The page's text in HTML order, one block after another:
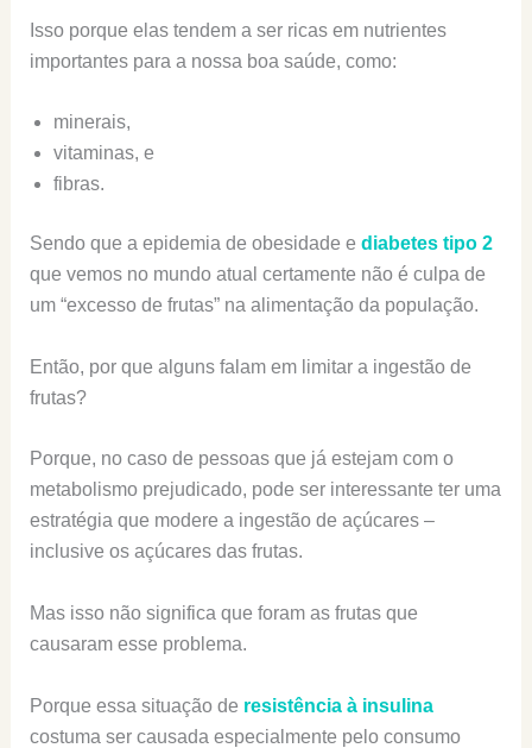
Isso porque elas tendem a ser ricas em nutrientes
importantes para a nossa boa saúde, como:
minerais,
vitaminas, e
fibras.
Sendo que a epidemia de obesidade e diabetes tipo 2
que vemos no mundo atual certamente não é culpa de
um “excesso de frutas” na alimentação da população.
Então, por que alguns falam em limitar a ingestão de
frutas?
Porque, no caso de pessoas que já estejam com o
metabolismo prejudicado, pode ser interessante ter uma
estratégia que modere a ingestão de açúcares –
inclusive os açúcares das frutas.
Mas isso não significa que foram as frutas que
causaram esse problema.
Porque essa situação de resistência à insulina
costuma ser causada especialmente pelo consumo